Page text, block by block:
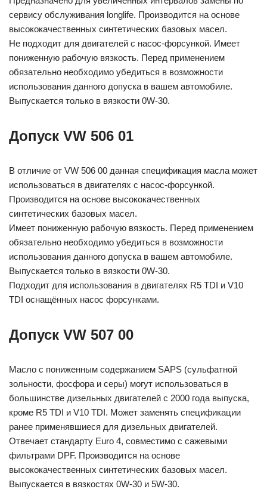
сервису обслуживания longlife. Производится на основе
высококачественных синтетических базовых масел.
Не подходит для двигателей с насос-форсункой. Имеет
пониженную рабочую вязкость. Перед применением
обязательно необходимо убедиться в возможности
использования данного допуска в вашем автомобиле.
Выпускается только в вязкости 0W-30.
Допуск VW 506 01
В отличие от VW 506 00 данная спецификация масла может
использоваться в двигателях с насос-форсункой.
Производится на основе высококачественных
синтетических базовых масел.
Имеет пониженную рабочую вязкость. Перед применением
обязательно необходимо убедиться в возможности
использования данного допуска в вашем автомобиле.
Выпускается только в вязкости 0W-30.
Подходит для использования в двигателях R5 TDI и V10
TDI оснащённых насос форсунками.
Допуск VW 507 00
Масло с пониженным содержанием SAPS (сульфатной
зольности, фосфора и серы) могут использоваться в
большинстве дизельных двигателей с 2000 года выпуска,
кроме R5 TDI и V10 TDI. Может заменять спецификации
ранее применявшиеся для дизельных двигателей.
Отвечает стандарту Euro 4, совместимо с сажевыми
фильтрами DPF. Производится на основе
высококачественных синтетических базовых масел.
Выпускается в вязкостях 0W-30 и 5W-30.